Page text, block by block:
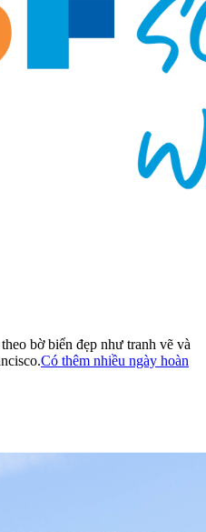
bờ biển đẹp như tranh vẽ và
Có thêm nhiều ngày hoàn